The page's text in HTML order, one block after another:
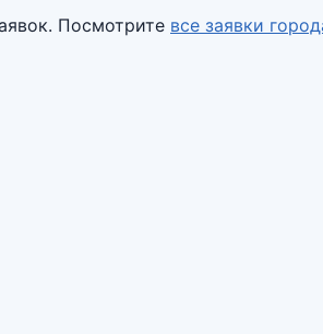
Посмотрите все заявки